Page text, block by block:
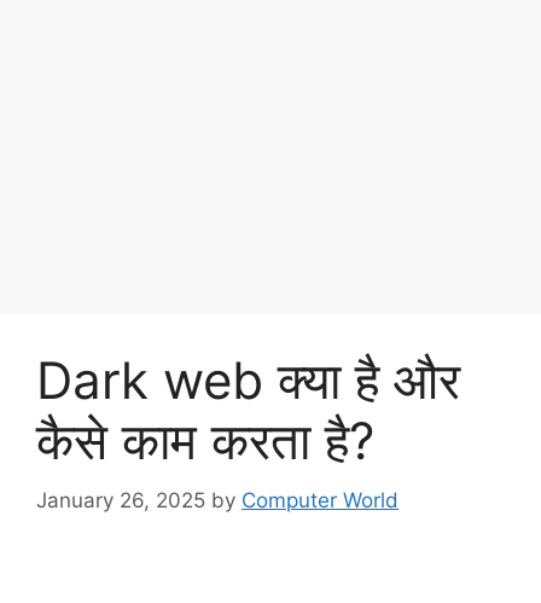
Dark web क्या है और
कैसे काम करता है?
January 26, 2025 by Computer World